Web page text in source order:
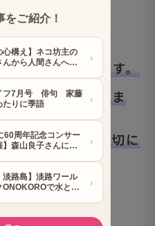
きっと変わります。
負い方は変わりま
また、自分を大切に
います。